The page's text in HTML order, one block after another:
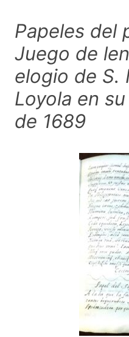
Papeles del
Juego de
elogio de S.
Loyola en
de 1689